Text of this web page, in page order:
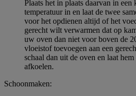
Plaats het in plaats daarvan in een
temperatuur in en laat de twee
voor het opdienen altijd of het
gerecht wilt verwarmen dat op
uw oven dan niet voor boven de
vloeistof toevoegen aan een
schaal dan uit de oven en laat
afkoelen.
Schoonmaken: